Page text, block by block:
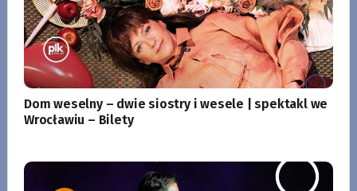
Dom weselny – dwie siostry i wesele | spektakl we
Wrocławiu – Bilety